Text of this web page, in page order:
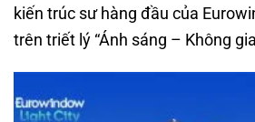
kiến trúc sư hàng đầu của
trên triết lý “Ánh sáng – Không